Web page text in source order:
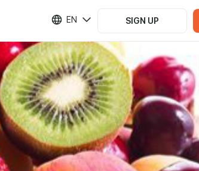
EN SIGN UP